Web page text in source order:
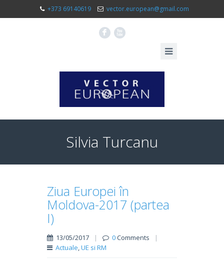
+373 69140619 vector.european@gmail.com
F X
Silvia Turcanu
Ziua Europei în
Moldova-2017 (partea
I)
13/05/2017 | 0Comments
|
Actuale,UE si RM